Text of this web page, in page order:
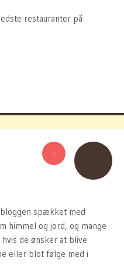
restauranter på
0
spækket med
himmel og jord, og mange
de ønsker at blive
eller blot følge med i